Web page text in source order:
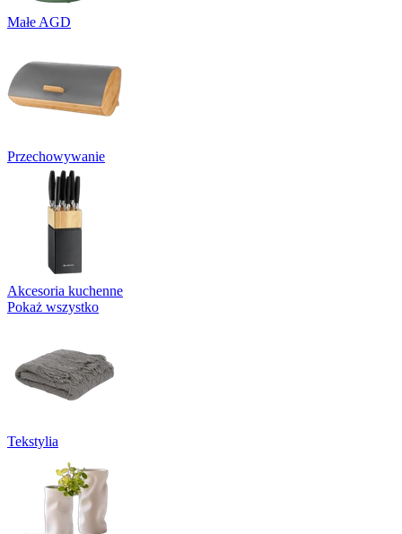
Małe AGD
Przechowywanie
Akcesoria kuchenne
Pokaż wszystko
Tekstylia